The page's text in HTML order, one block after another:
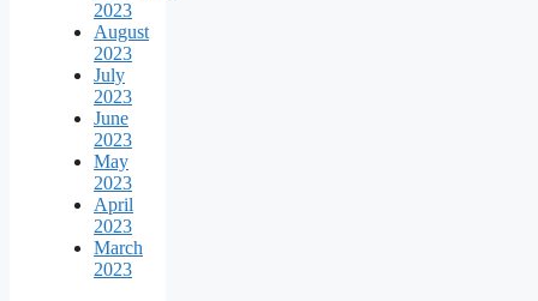
2023
August
2023
July
2023
June
2023
May
2023
April
2023
March
2023